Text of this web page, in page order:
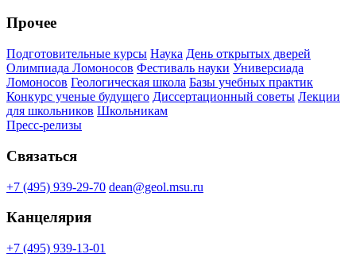
Прочее
Подготовительные курсы Наука День открытых дверей
Олимпиада Ломоносов Фестиваль науки Универсиада
Ломоносов Геологическая школа Базы учебных практик
Конкурс ученые будущего Диссертационный советы Лекции
для школьников Школьникам
Пресс-релизы
Связаться
+7 (495) 939-29-70 dean@geol.msu.ru
Канцелярия
+7 (495) 939-13-01